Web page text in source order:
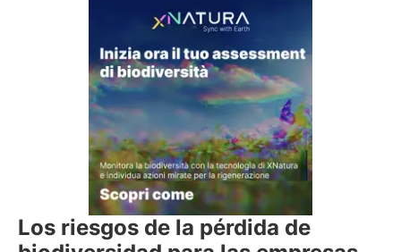
Los riesgos de la pérdida de